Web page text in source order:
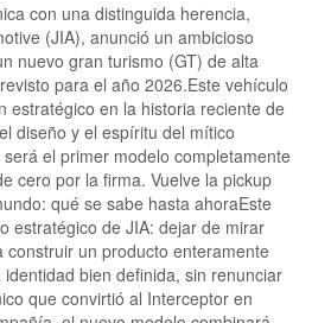
con una distinguida herencia,
(JIA), anunció un ambicioso
nuevo gran turismo (GT) de alta
para el año 2026.Este vehículo
estratégico en la historia reciente de
diseño y el espíritu del mítico
el primer modelo completamente
cero por la firma. Vuelve la pickup
qué se sabe hasta ahoraEste
estratégico de JIA: dejar de mirar
construir un producto enteramente
bien definida, sin renunciar
que convirtió al Interceptor en